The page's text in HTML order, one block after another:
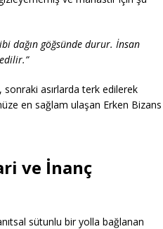
dağın göğsünde durur. İnsan
sonraki asırlarda terk edilerek
en sağlam ulaşan Erken Bizans
ve İnanç
sütunlu bir yolla bağlanan